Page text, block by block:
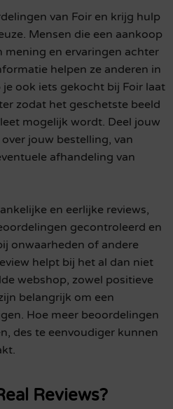
van Foir en krijg hulp
Mensen die een aankoop
mening en ervaringen achter
helpen ze anderen in
ook iets gekocht bij Foir laat
zodat het geschetste beeld
mogelijk wordt. Deel jouw
jouw bestelling, van
afhandeling van
en eerlijke reviews,
gecontroleerd en
onwaarheden of andere
helpt bij het al dan niet
webshop, zowel positieve
belangrijk om een
Hoe meer beoordelingen
des te eenvoudiger kunnen
Reviews?